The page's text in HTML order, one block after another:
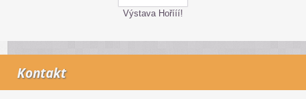
Výstava Hořííí!
Kontakt